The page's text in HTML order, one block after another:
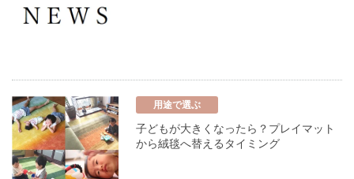
用途で選ぶ
子どもが大きくなったら？プレイマット
から絨毯へ替えるタイミング